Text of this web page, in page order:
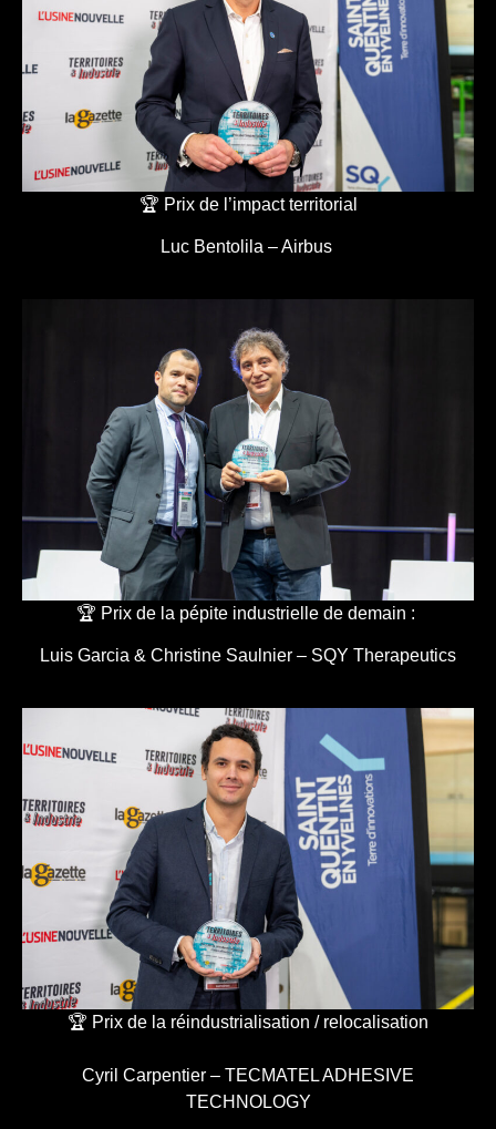
🏆 Prix de l’impact territorial
Luc Bentolila – Airbus
🏆 Prix de la pépite industrielle de demain :
Luis Garcia & Christine Saulnier – SQY Therapeutics
🏆 Prix de la réindustrialisation / relocalisation
Cyril Carpentier – TECMATEL ADHESIVE
TECHNOLOGY